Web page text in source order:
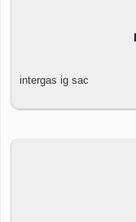
intergas ig sac